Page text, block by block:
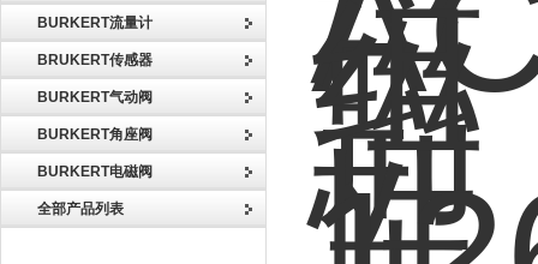
BURKERT流量计
BRUKERT传感器
BURKERT气动阀
BURKERT角座阀
BURKERT电磁阀
全部产品列表